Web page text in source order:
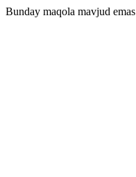
Bunday maqola mavjud emas